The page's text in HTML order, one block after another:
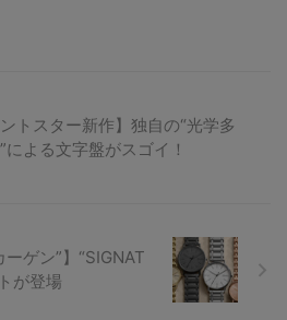
ントスター新作】独自の“光学多
による文字盤がスゴイ！
ーゲン”】“SIGNAT
が登場